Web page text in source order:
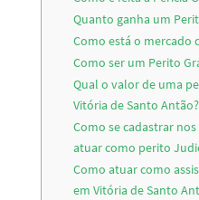
Quanto ganha um
Como está o mercado
Como ser um Perito
Qual o valor de uma
Vitória de Santo Antão?
Como se cadastrar
atuar como perito
Como atuar como
em Vitória de Santo